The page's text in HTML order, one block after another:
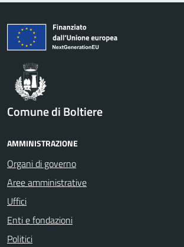
Comune di Boltiere
AMMINISTRAZIONE
Organi di governo
Aree amministrative
Uffici
Enti e fondazioni
Politici